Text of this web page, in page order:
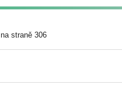
na straně 306